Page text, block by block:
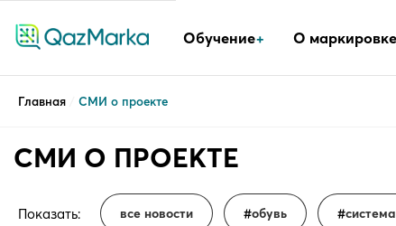
Обучение О маркировке
Главная СМИ о проекте
СМИ О ПРОЕКТЕ
Показать: все новости обувь